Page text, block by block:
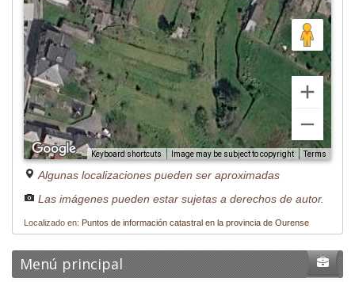
Keyboard shortcuts Image may be subject to copyright Terms
Algunas localizaciones pueden ser aproximadas
Las imágenes pueden estar sujetas a derechos de autor.
Localizado en: Puntos de información catastral en la provincia de Ourense
Menú principal